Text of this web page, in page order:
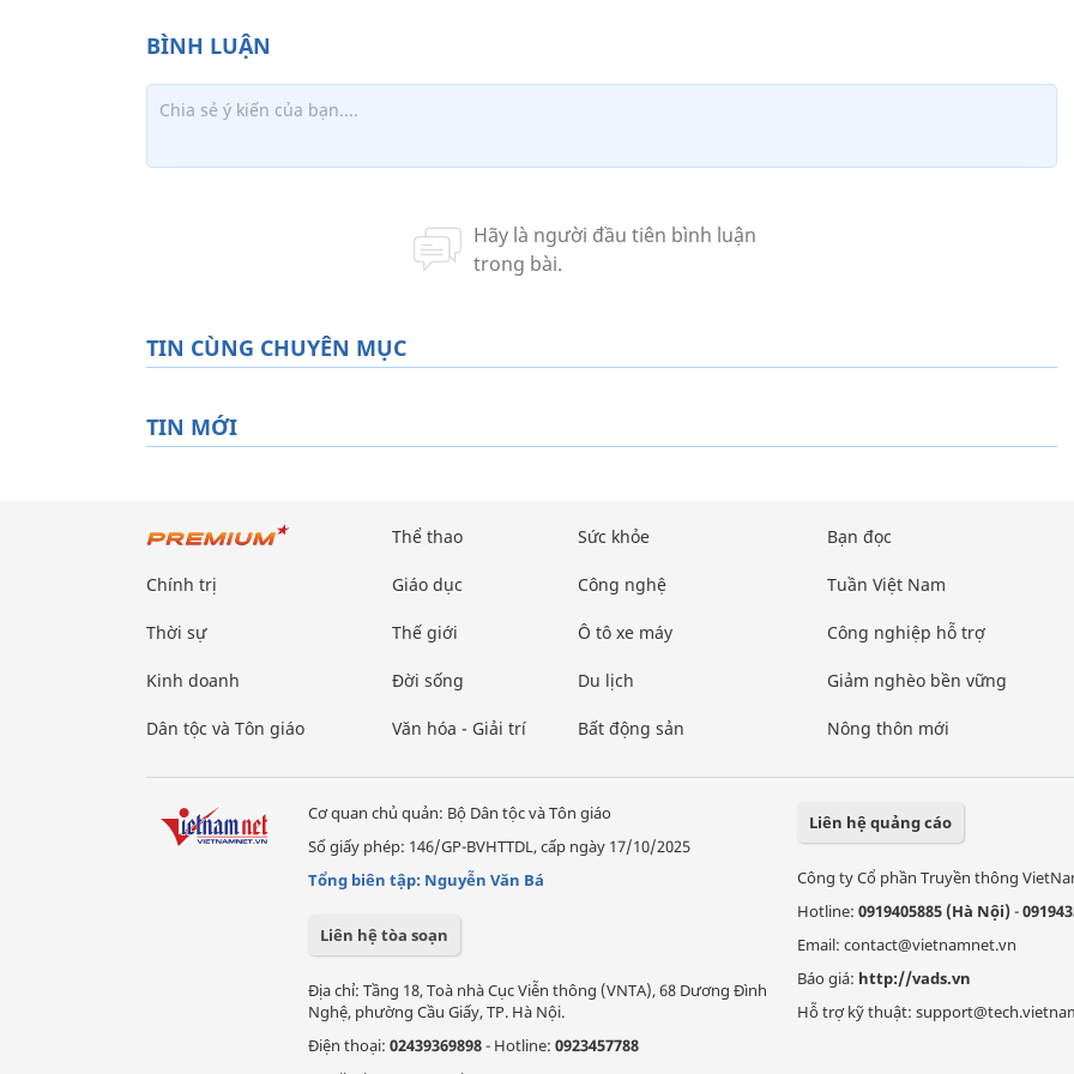
TIN CÙNG CHUYÊN MỤC
TIN MỚI
Chính trị
Thời sự
Kinh doanh
Dân tộc và Tôn giáo
Thể thao
Giáo dục
Thế giới
Đời sống
Văn hóa - Giải trí
Sức khỏe
Công nghệ
Ô tô xe máy
Du lịch
Bất động sản
Bạn đọc
Tuần Việt Nam
Công nghiệp hỗ trợ
Giảm nghèo bền vững
Nông thôn mới
Cơ quan chủ quản: Bộ Dân tộc và Tôn giáo
Số giấy phép: 146/GP-BVHTTDL, cấp ngày 17/10/2025
Tổng biên tập: Nguyễn Văn Bá
Liên hệ tòa soạn
Địa chỉ: Tầng 18, Toà nhà Cục Viễn thông (VNTA), 68 Dương Đình
Nghệ, phường Cầu Giấy, TP. Hà Nội.
Điện thoại: 02439369898- Hotline: 0923457788
Liên hệ quảng cáo
Công ty Cổ phần Truyền thông
Hotline: 0919405885 (Hà Nội)-
Email: contact@vietnamnet.vn
Báo giá: http://vads.vn
Hỗ trợ kỹ thuật: